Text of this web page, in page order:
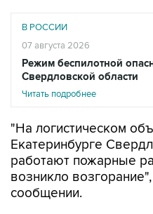
В РОССИИ
07 августа 2026
Режим беспилотной
Свердловской области
Читать подробнее
"На логистическом
Екатеринбурге
работают пожарные
возникло
сообщении.